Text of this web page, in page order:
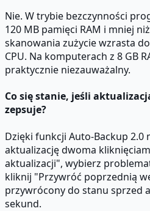
Nie. W trybie bezczynności
120 MB pamięci RAM i mniej
skanowania zużycie wzrasta
CPU. Na komputerach z 8 GB
praktycznie niezauważalny.
Co się stanie, jeśli
zepsuje?
Dzięki funkcji Auto-Backup 2.0
aktualizację dwoma
aktualizacji", wybierz
kliknij "Przywróć poprzednią
przywrócony do stanu sprzed
sekund.